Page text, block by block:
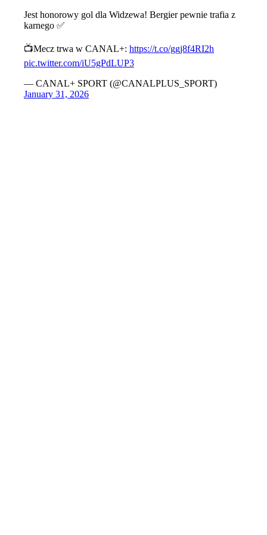
Jest honorowy gol dla Widzewa! Bergier pewnie trafia z
karnego ✅
📺Mecz trwa w CANAL+: https://t.co/ggj8f4RI2h
pic.twitter.com/iU5gPdLUP3
— CANAL+ SPORT (@CANALPLUS_SPORT)
January 31, 2026